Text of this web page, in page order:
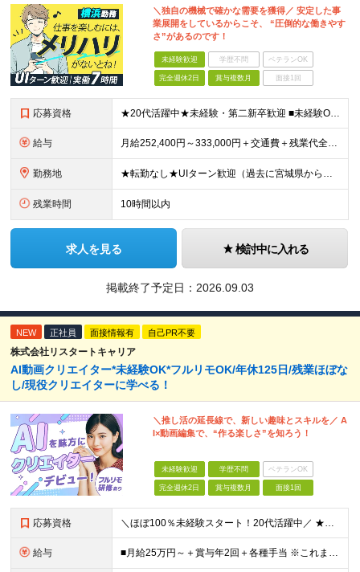
＼独自の機械で確かな需要を獲得／ 安定した事
業展開をしているからこそ、 “圧倒的な働きやす
さ”があるのです！
未経験歓迎 学歴不問 ベテランOK
完全週休2日 賞与複数月 面接1回
応募資格 ★20代活躍中★未経験・第二新卒歓迎 ■未経験OK ■高卒以上 《こんな方にピッタリ》 □自分の時間を大切にしながら働きたい □PCの自作や車、バイクいじりなどが好き □一生モノの「手に職」をつけ
給与 月給252,400円～333,000円＋交通費＋残業代全額＋家族手当＋出張手当など ※経験やスキルを考慮して決定いたします ※残業代は別途全額支給いたします ※試用期間6カ月あり（期間中の給与・待遇
勤務地 ★転勤なし★UIターン歓迎（過去に宮城県からの移住実績あり） 【横浜ラボ】神奈川県横浜市西区戸部町3-50 イイダビル 1F ※(変更の範囲)上記を除く当社関連勤務地
残業時間 10時間以内
求人を見る 検討中に入れる
掲載終了予定日： 2026.09.03
NEW 正社員 面接情報有 自己PR不要
株式会社リスタートキャリア
AI動画クリエイター*未経験OK*フルリモOK/年休125日/残業ほぼな
し/現役クリエイターに学べる！
＼推し活の延長線で、新しい趣味とスキルを／ A
I×動画編集で、“作る楽しさ”を知ろう！
未経験歓迎 学歴不問 ベテランOK
完全週休2日 賞与複数月 面接1回
応募資格 ＼ほぼ100％未経験スタート！20代活躍中／ ★未経験OK ★学歴不問／第二新卒歓迎 ★35歳以下の方（若年層の長期キャリア形成を図るため） ＜こんな方は大歓迎！＞ ・YouTubeやTikTokな
給与 ■月給25万円～＋賞与年2回＋各種手当 ※これまでの経験・スキル・前職の給与を考慮して決定します ※上記には、固定残業代（月20時間分／32,500円～）が含まれます ＜研修期間（7ヶ月～最大10ヶ